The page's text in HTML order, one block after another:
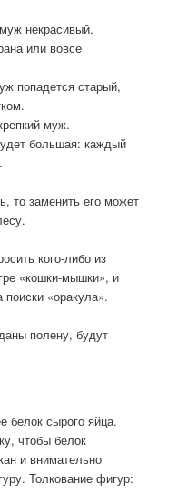
некрасивый.
или вовсе
попадется старый,
муж.
большая: каждый
то заменить его может
кого-либо из
«кошки-мышки», и
поиски «оракула».
полену, будут
белок сырого яйца.
чтобы белок
и внимательно
Толкование фигур: